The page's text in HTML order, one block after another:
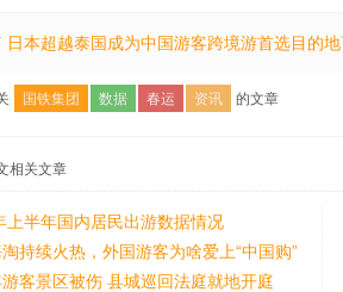
日本超越泰国成为中国游客跨境游首选目的地
国铁集团 数据 春运 资讯 的文章
相关文章
上半年国内居民出游数据情况
持续火热，外国游客为啥爱上“中国购”
客景区被伤 县城巡回法庭就地开庭